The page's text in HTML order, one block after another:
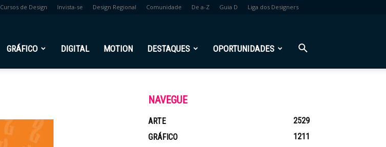
Cursos de Design Invista-se Design Regional Comunidade De a-Z Guia D Liga dos Designers
GRÁFICO DIGITAL MOTION DESTAQUES OPORTUNIDADES
NAVEGUE
ARTE
2529
GRÁFICO
1211